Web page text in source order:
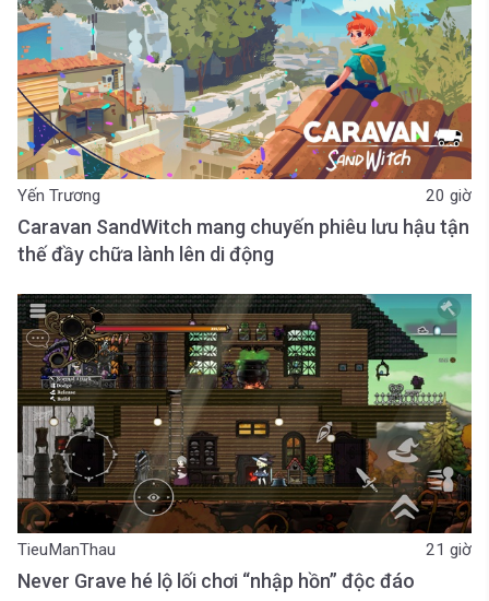
Yến Trương 20 giờ
Caravan SandWitch mang chuyến phiêu lưu hậu tận
thế đầy chữa lành lên di động
TieuManThau 21 giờ
Never Grave hé lộ lối chơi “nhập hồn” độc đáo